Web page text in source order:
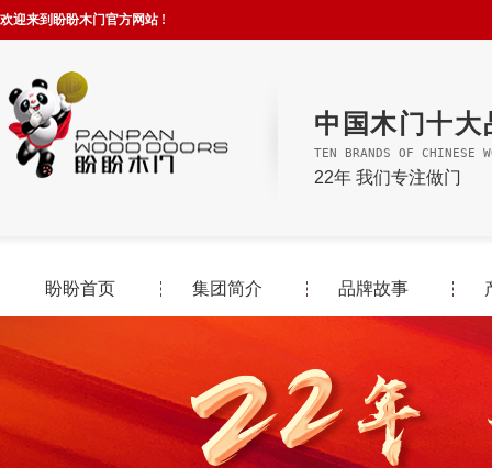
欢迎来到盼盼木门官方网站 !
中国木门十大
TEN BRANDS OF CHINESE
22年 我们专注做门
盼盼首页 集团简介 品牌故事